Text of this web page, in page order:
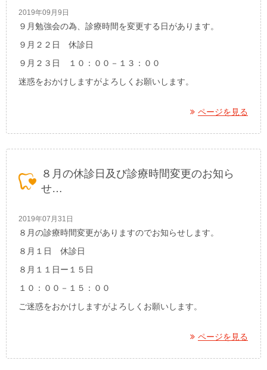
2019年09月9日
９月勉強会の為、診療時間を変更する日があります。
９月２２日 休診日
９月２３日 １０：００－１３：００
迷惑をおかけしますがよろしくお願いします。
ページを見る
８月の休診日及び診療時間変更のお知ら
せ…
2019年07月31日
８月の診療時間変更がありますのでお知らせします。
８月１日 休診日
８月１１日ー１５日
１０：００－１５：００
ご迷惑をおかけしますがよろしくお願いします。
ページを見る